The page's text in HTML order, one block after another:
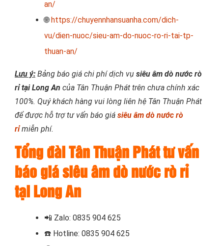
an/
🌐https://chuyennhansuanha.com/dich-
vu/dien-nuoc/sieu-am-do-nuoc-ro-ri-tai-tp-
thuan-an/
Lưu ý: Bảng báo giá chi phí dịch vụ siêu âm dò nước rò
rỉ tại Long An của Tân Thuận Phát trên chưa chính xác
100%. Quý khách hàng vui lòng liên hệ Tân Thuận Phát
để được hỗ trợ tư vấn báo giá siêu âm dò nước rò
rỉmiễn phí.
Tổng đài Tân Thuận Phát tư vấn
báo giá siêu âm dò nước rò rỉ
tại Long An
📲 Zalo: 0835 904 625
☎️ Hotline: 0835 904 625